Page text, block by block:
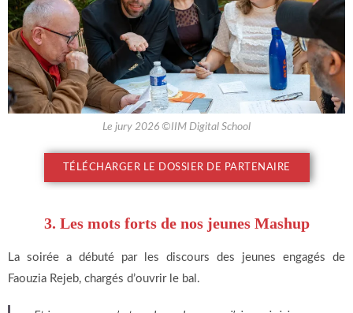
Le jury 2026 ©IIM Digital School
TÉLÉCHARGER LE DOSSIER DE PARTENAIRE
3. Les mots forts de nos jeunes Mashup
La soirée a débuté par les discours des jeunes engagés de
Faouzia Rejeb, chargés d’ouvrir le bal.